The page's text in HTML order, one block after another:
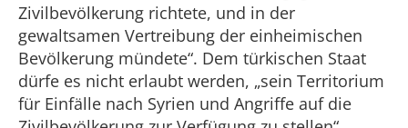
Zivilbevölkerung richtete, und in der
gewaltsamen Vertreibung der einheimischen
Bevölkerung mündete“. Dem türkischen Staat
dürfe es nicht erlaubt werden, „sein Territorium
für Einfälle nach Syrien und Angriffe auf die